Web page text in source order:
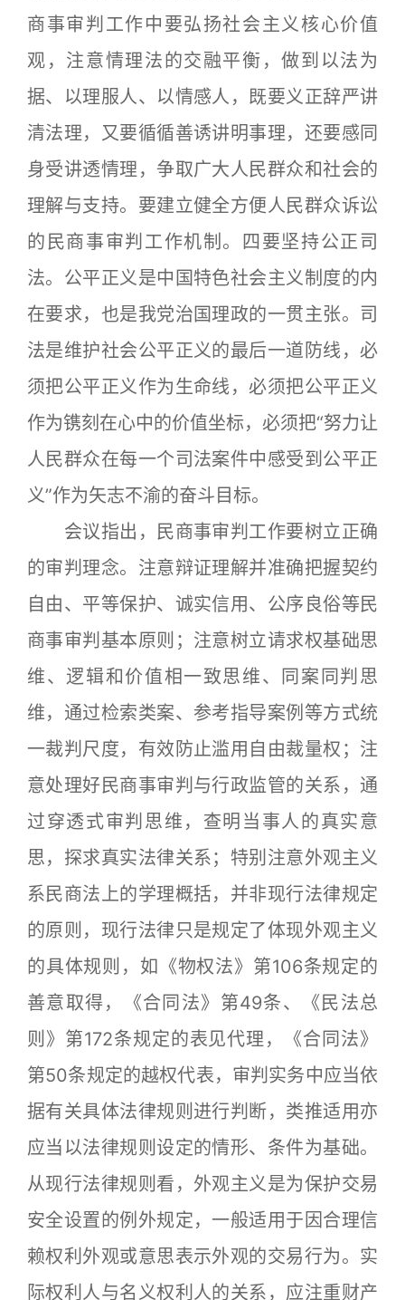
商事审判工作中要弘扬社会主义核心价值
观，注意情理法的交融平衡，做到以法为
据、以理服人、以情感人，既要义正辞严讲
清法理，又要循循善诱讲明事理，还要感同
身受讲透情理，争取广大人民群众和社会的
理解与支持。要建立健全方便人民群众诉讼
的民商事审判工作机制。四要坚持公正司
法。公平正义是中国特色社会主义制度的内
在要求，也是我党治国理政的一贯主张。司
法是维护社会公平正义的最后一道防线，必
须把公平正义作为生命线，必须把公平正义
作为镌刻在心中的价值坐标，必须把“努力让
人民群众在每一个司法案件中感受到公平正
义”作为矢志不渝的奋斗目标。
会议指出，民商事审判工作要树立正确
的审判理念。注意辩证理解并准确把握契约
自由、平等保护、诚实信用、公序良俗等民
商事审判基本原则；注意树立请求权基础思
维、逻辑和价值相一致思维、同案同判思
维，通过检索类案、参考指导案例等方式统
一裁判尺度，有效防止滥用自由裁量权；注
意处理好民商事审判与行政监管的关系，通
过穿透式审判思维，查明当事人的真实意
思，探求真实法律关系；特别注意外观主义
系民商法上的学理概括，并非现行法律规定
的原则，现行法律只是规定了体现外观主义
的具体规则，如《物权法》第106条规定的
善意取得，《合同法》第49条、《民法总
则》第172条规定的表见代理，《合同法》
第50条规定的越权代表，审判实务中应当依
据有关具体法律规则进行判断，类推适用亦
应当以法律规则设定的情形、条件为基础。
从现行法律规则看，外观主义是为保护交易
安全设置的例外规定，一般适用于因合理信
赖权利外观或意思表示外观的交易行为。实
际权利人与名义权利人的关系，应注重财产